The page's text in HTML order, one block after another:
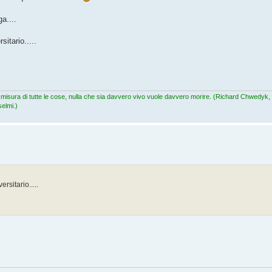
di tutte le cose, nulla che sia davvero vivo vuole davvero morire. (Richard Chwedyk,